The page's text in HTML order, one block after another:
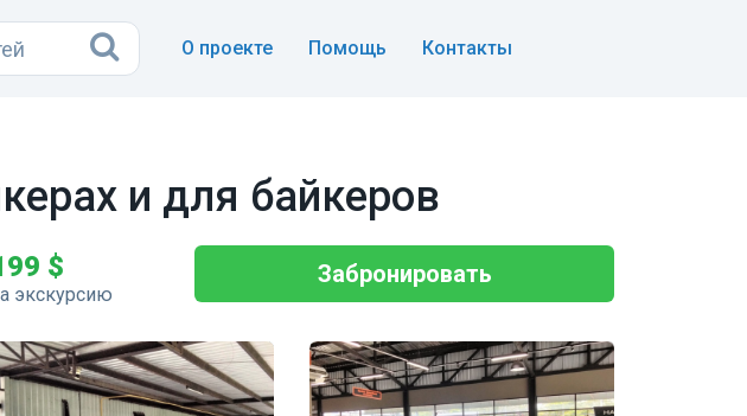
О проекте Помощь Контакты
и для байкеров
$
экскурсию
Забронировать